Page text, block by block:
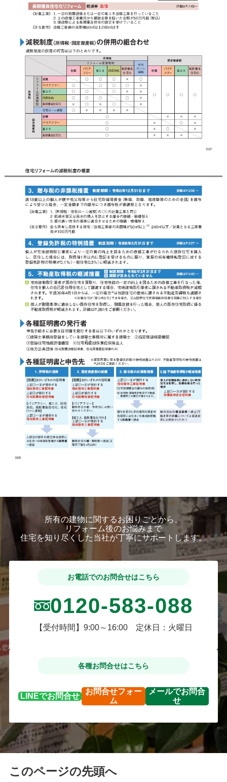
所有の建物に関するお困りごとから、
リフォーム後のお悩みまで
住宅を知り尽くした当社が丁寧にサポートします。
お電話でのお問合せはこちら
0120-583-088
【受付時間】9:00～16:00 定休日：火曜日
各種お問合せはこちら
LINEでお問合せ
お問合せフォー
ム
メールでお問合
せ
このページの先頭へ